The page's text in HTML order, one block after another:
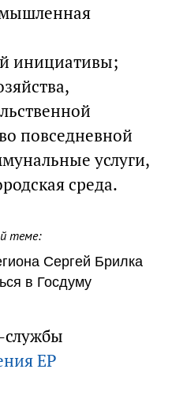
инициативы;
повседневной
услуги,
среда.
теме:
Сергей Брилка
в Госдуму
службы
ЕР